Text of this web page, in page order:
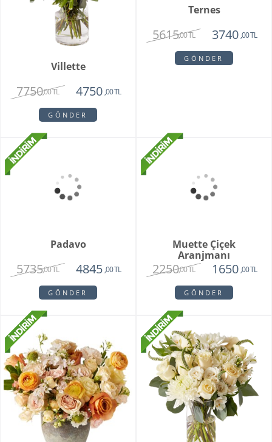
Villette
7750,00 TL 4750,00 TL
GÖNDER
Ternes
5615,00 TL 3740 ,00 TL
GÖNDER
Padavo
5735,00 TL 4845 ,00 TL
GÖNDER
Muette Çiçek
Aranjmanı
2250,00 TL 1650 ,00 TL
GÖNDER